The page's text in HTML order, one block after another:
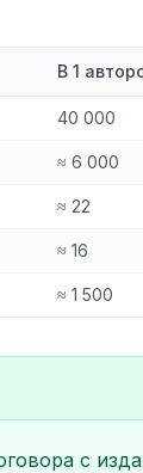
В 1
40 000
≈ 6 000
≈ 22
≈ 16
≈ 1 500
с